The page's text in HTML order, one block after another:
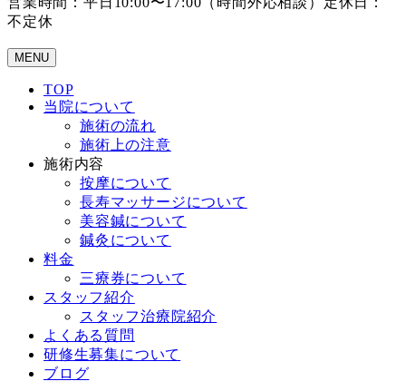
不定休
MENU
TOP
当院について
施術の流れ
施術上の注意
施術内容
按摩について
長寿マッサージについて
美容鍼について
鍼灸について
料金
三療券について
スタッフ紹介
スタッフ治療院紹介
よくある質問
研修生募集について
ブログ